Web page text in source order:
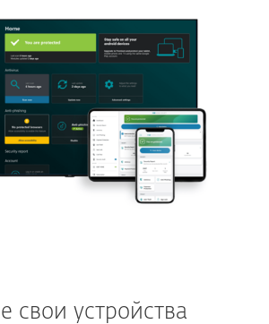
свои устройства